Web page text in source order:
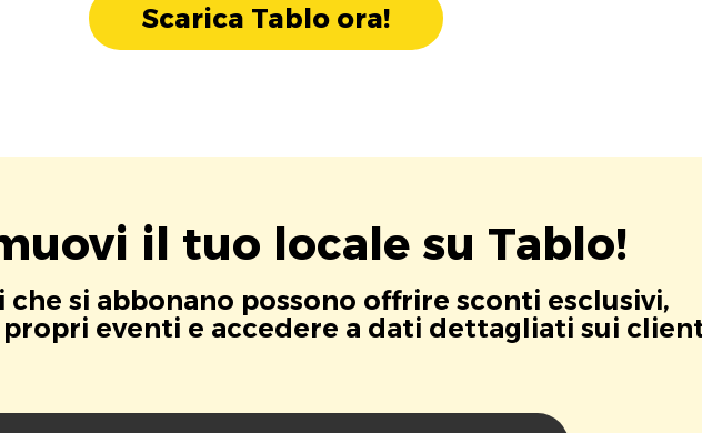
Scarica Tablo ora!
il tuo locale su Tablo!
si abbonano possono offrire sconti esclusivi,
eventi e accedere a dati dettagliati sui